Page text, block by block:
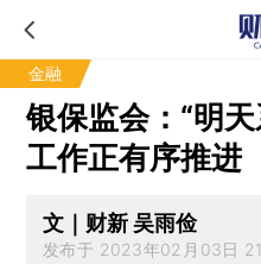
金融
银保监会：“明
工作正有序推进
文｜财新 吴雨俭
发布于 2023年02月03日